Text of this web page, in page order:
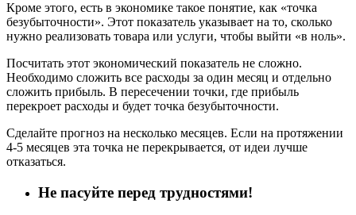
Кроме этого, есть в экономике такое понятие, как «точка
безубыточности». Этот показатель указывает на то, сколько
нужно реализовать товара или услуги, чтобы выйти «в ноль».
Посчитать этот экономический показатель не сложно.
Необходимо сложить все расходы за один месяц и отдельно
сложить прибыль. В пересечении точки, где прибыль
перекроет расходы и будет точка безубыточности.
Сделайте прогноз на несколько месяцев. Если на протяжении
4-5 месяцев эта точка не перекрывается, от идеи лучше
отказаться.
Не пасуйте перед трудностями!